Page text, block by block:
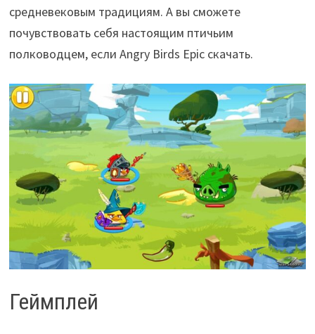
средневековым традициям. А вы сможете
почувствовать себя настоящим птичьим
полководцем, если Angry Birds Epic скачать.
Геймплей